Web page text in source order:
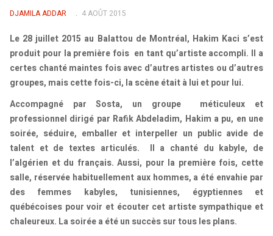
DJAMILA ADDAR 4 AOÛT 2015
Le 28 juillet 2015 au Balattou de Montréal, Hakim Kaci s’est
produit pour la première fois en tant qu’artiste accompli. Il a
certes chanté maintes fois avec d’autres artistes ou d’autres
groupes, mais cette fois-ci, la scène était à lui et pour lui.
Accompagné par Sosta, un groupe méticuleux et
professionnel dirigé par Rafik Abdeladim, Hakim a pu, en une
soirée, séduire, emballer et interpeller un public avide de
talent et de textes articulés. Il a chanté du kabyle, de
l’algérien et du français. Aussi, pour la première fois, cette
salle, réservée habituellement aux hommes, a été envahie par
des femmes kabyles, tunisiennes, égyptiennes et
québécoises pour voir et écouter cet artiste sympathique et
chaleureux. La soirée a été un succès sur tous les plans.